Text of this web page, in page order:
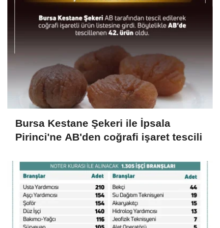
Bursa Kestane Şekeri ile İpsala
Pirinci'ne AB'den coğrafi işaret tescili